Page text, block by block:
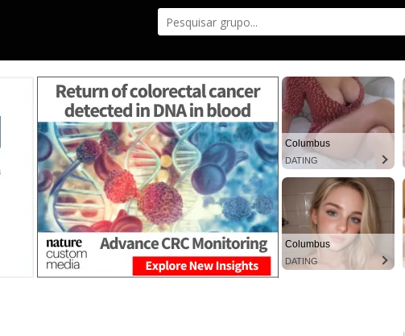
Columbus
DATING
Columbus
DATING